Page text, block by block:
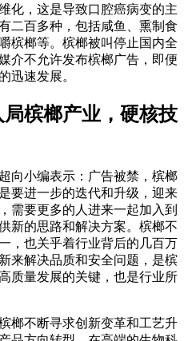
化，这是导致口腔癌病变的主
二百多种，包括咸鱼、熏制食
槟榔等。槟榔被叫停止国内全
介不允许发布槟榔广告，即便
迅速发展。
槟榔产业，硬核技
向小编表示：广告被禁，槟榔
要进一步的迭代和升级，迎来
需要更多的人进来一起加入到
新的思路和解决方案。槟榔不
，也关乎着行业背后的几百万
来解决品质和安全问题，是槟
质量发展的关键，也是行业所
榔不断寻求创新变革和工艺升